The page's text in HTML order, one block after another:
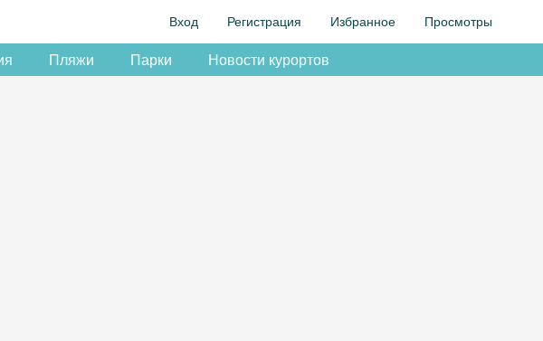
Вход Регистрация Избранное Просмотры
Пляжи Парки Новости курортов